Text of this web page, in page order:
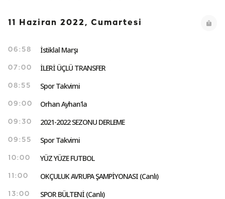
11 Haziran 2022, Cumartesi
06:58 İstiklal Marşı
07:00 İLERİ ÜÇLÜ TRANSFER
08:55 Spor Takvimi
09:00 Orhan Ayhan'la
09:30 2021-2022 SEZONU DERLEME
09:55 Spor Takvimi
10:00 YÜZ YÜZE FUTBOL
11:00 OKÇULUK AVRUPA ŞAMPİYONASI (Canlı)
13:00 SPOR BÜLTENİ (Canlı)